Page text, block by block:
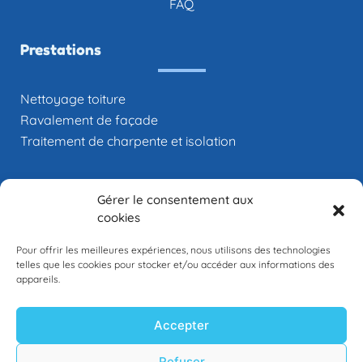
Gérer le consentement aux
cookies
Pour offrir les meilleures expériences, nous utilisons des technologies
telles que les cookies pour stocker et/ou accéder aux informations des
appareils.
Accepter
FAQ
Prestations
Nettoyage toiture
Ravalement de façade
Traitement de charpente et isolation
02 99 82 38 33